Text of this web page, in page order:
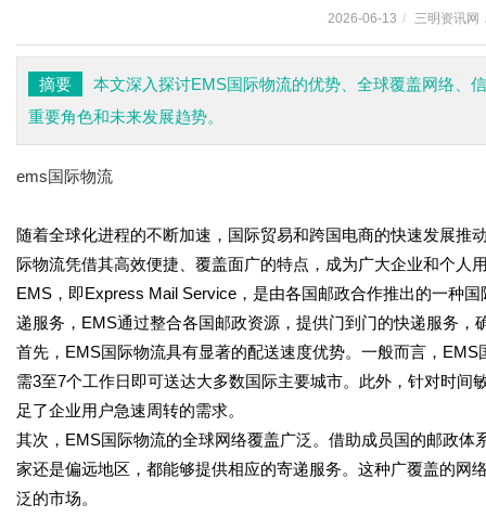
2026-06-13 / 三明资讯网
摘要
本文深入探讨EMS国际物流的优势、全球覆盖网络、
重要角色和未来发展趋势。
ems国际物流
随着全球化进程的不断加速，国际贸易和跨国电商的快速发展
际物流凭借其高效便捷、覆盖面广的特点，成为广大企业和个人
EMS，即Express Mail Service，是由各国邮政合作推出的一种
递服务，EMS通过整合各国邮政资源，提供门到门的快递服务，
首先，EMS国际物流具有显著的配送速度优势。一般而言，
需3至7个工作日即可送达大多数国际主要城市。此外，针对时
足了企业用户急速周转的需求。
其次，EMS国际物流的全球网络覆盖广泛。借助成员国的邮政
家还是偏远地区，都能够提供相应的寄递服务。这种广覆盖的网
泛的市场。